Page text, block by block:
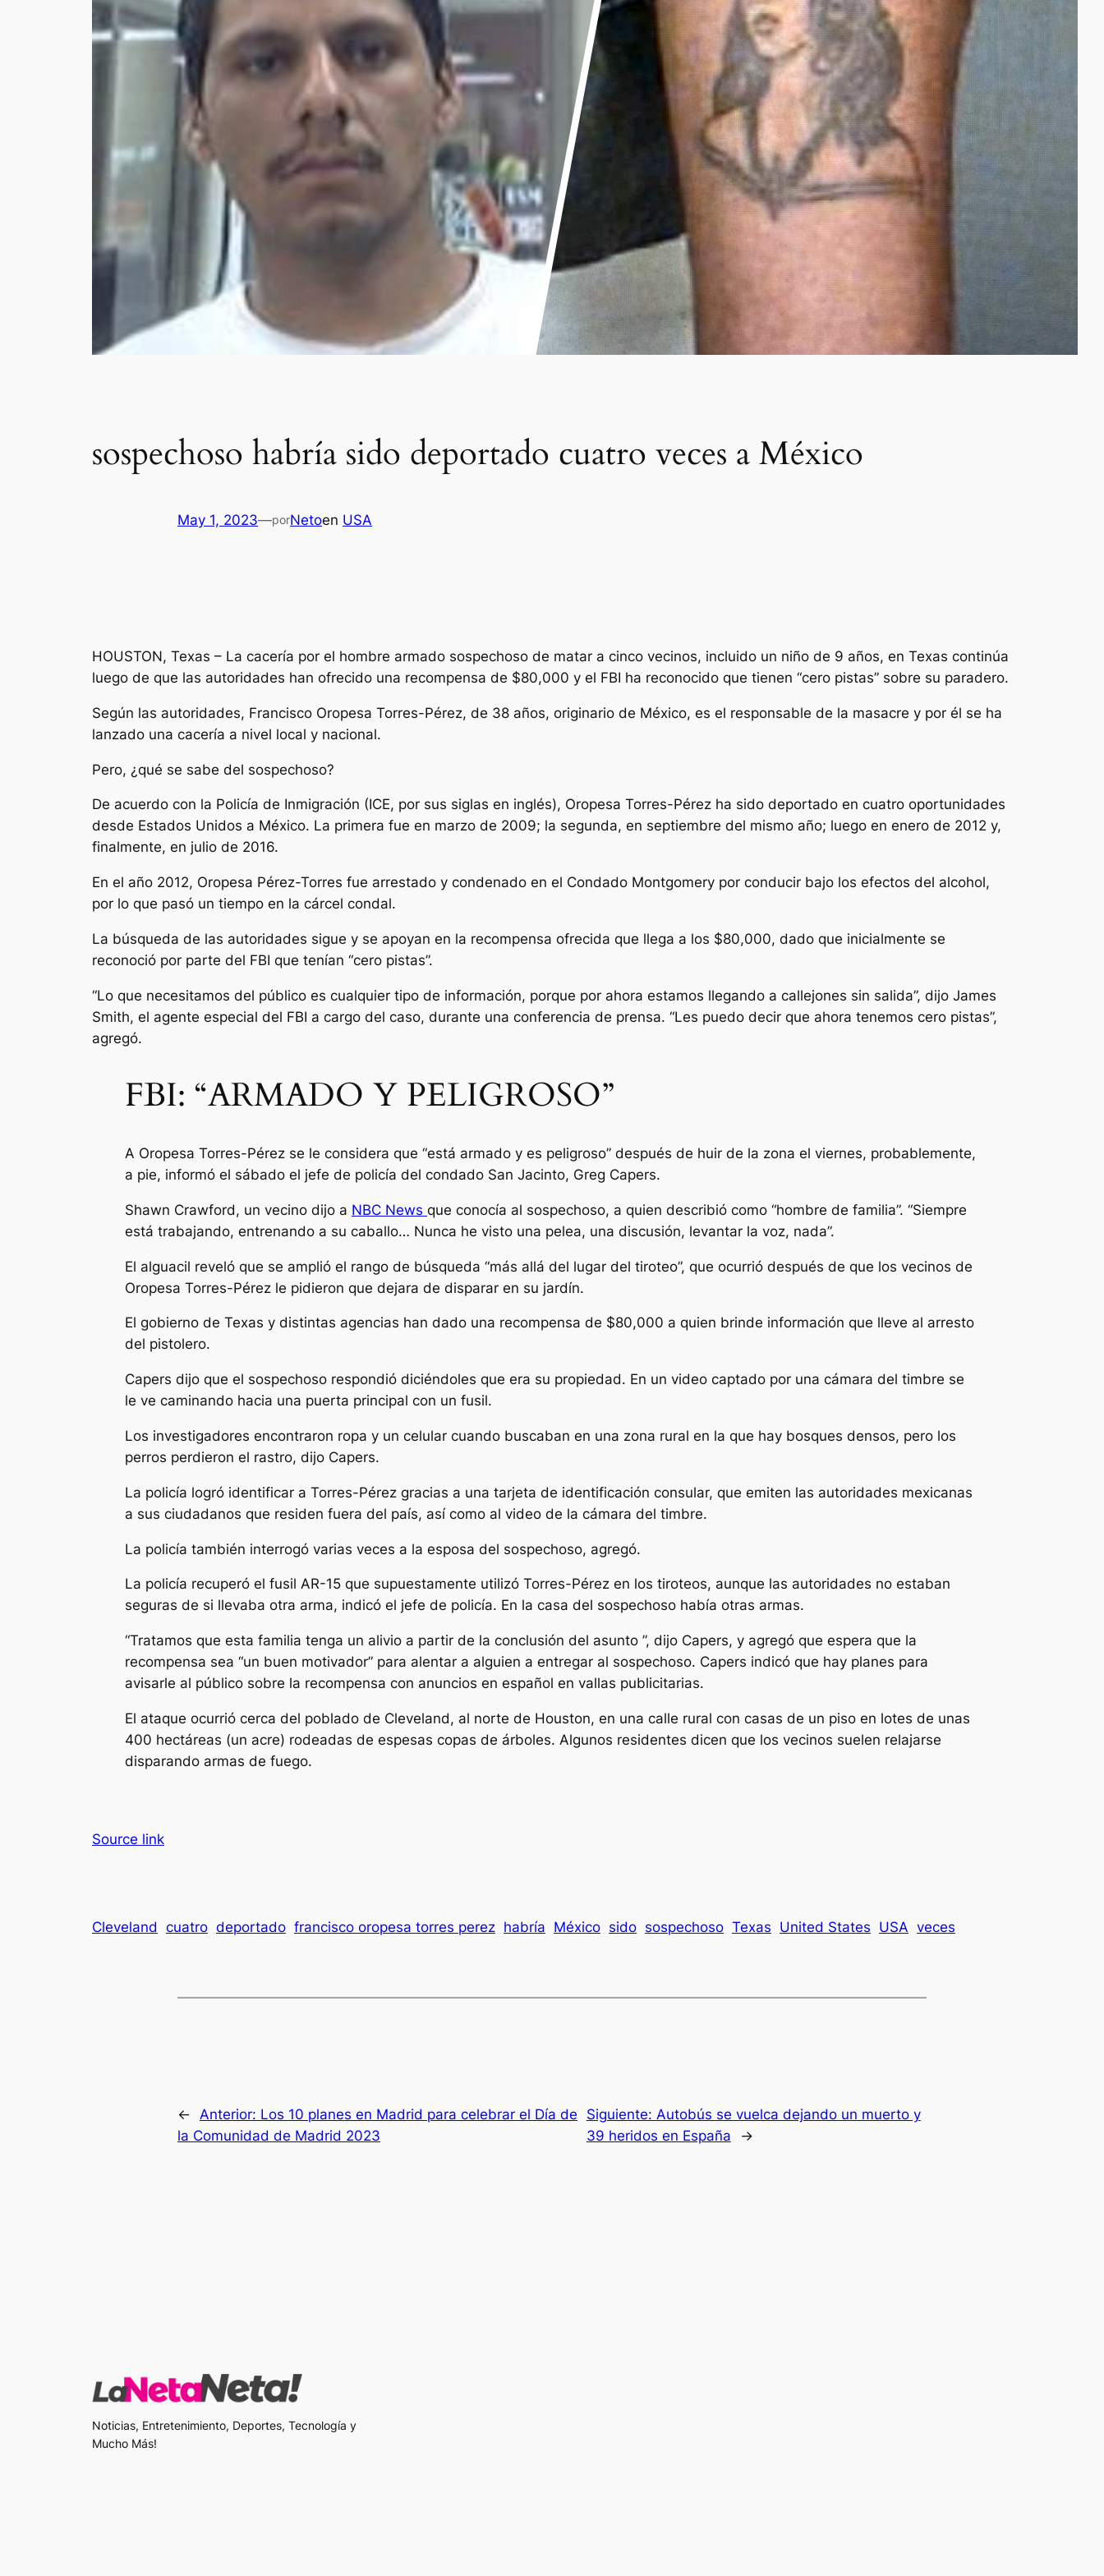
sospechoso habría sido deportado cuatro veces a México
May 1, 2023—porNetoen USA
HOUSTON, Texas – La cacería por el hombre armado sospechoso de matar a cinco vecinos, incluido un niño de 9 años, en Texas continúa
luego de que las autoridades han ofrecido una recompensa de $80,000 y el FBI ha reconocido que tienen “cero pistas” sobre su paradero.
Según las autoridades, Francisco Oropesa Torres-Pérez, de 38 años, originario de México, es el responsable de la masacre y por él se ha
lanzado una cacería a nivel local y nacional.
Pero, ¿qué se sabe del sospechoso?
De acuerdo con la Policía de Inmigración (ICE, por sus siglas en inglés), Oropesa Torres-Pérez ha sido deportado en cuatro oportunidades
desde Estados Unidos a México. La primera fue en marzo de 2009; la segunda, en septiembre del mismo año; luego en enero de 2012 y,
finalmente, en julio de 2016.
En el año 2012, Oropesa Pérez-Torres fue arrestado y condenado en el Condado Montgomery por conducir bajo los efectos del alcohol,
por lo que pasó un tiempo en la cárcel condal.
La búsqueda de las autoridades sigue y se apoyan en la recompensa ofrecida que llega a los $80,000, dado que inicialmente se
reconoció por parte del FBI que tenían “cero pistas”.
“Lo que necesitamos del público es cualquier tipo de información, porque por ahora estamos llegando a callejones sin salida”, dijo James
Smith, el agente especial del FBI a cargo del caso, durante una conferencia de prensa. “Les puedo decir que ahora tenemos cero pistas”,
agregó.
FBI: “ARMADO Y PELIGROSO”
A Oropesa Torres-Pérez se le considera que “está armado y es peligroso” después de huir de la zona el viernes, probablemente,
a pie, informó el sábado el jefe de policía del condado San Jacinto, Greg Capers.
Shawn Crawford, un vecino dijo a NBC News que conocía al sospechoso, a quien describió como “hombre de familia”. “Siempre
está trabajando, entrenando a su caballo… Nunca he visto una pelea, una discusión, levantar la voz, nada”.
El alguacil reveló que se amplió el rango de búsqueda “más allá del lugar del tiroteo”, que ocurrió después de que los vecinos de
Oropesa Torres-Pérez le pidieron que dejara de disparar en su jardín.
El gobierno de Texas y distintas agencias han dado una recompensa de $80,000 a quien brinde información que lleve al arresto
del pistolero.
Capers dijo que el sospechoso respondió diciéndoles que era su propiedad. En un video captado por una cámara del timbre se
le ve caminando hacia una puerta principal con un fusil.
Los investigadores encontraron ropa y un celular cuando buscaban en una zona rural en la que hay bosques densos, pero los
perros perdieron el rastro, dijo Capers.
La policía logró identificar a Torres-Pérez gracias a una tarjeta de identificación consular, que emiten las autoridades mexicanas
a sus ciudadanos que residen fuera del país, así como al video de la cámara del timbre.
La policía también interrogó varias veces a la esposa del sospechoso, agregó.
La policía recuperó el fusil AR-15 que supuestamente utilizó Torres-Pérez en los tiroteos, aunque las autoridades no estaban
seguras de si llevaba otra arma, indicó el jefe de policía. En la casa del sospechoso había otras armas.
“Tratamos que esta familia tenga un alivio a partir de la conclusión del asunto ”, dijo Capers, y agregó que espera que la
recompensa sea “un buen motivador” para alentar a alguien a entregar al sospechoso. Capers indicó que hay planes para
avisarle al público sobre la recompensa con anuncios en español en vallas publicitarias.
El ataque ocurrió cerca del poblado de Cleveland, al norte de Houston, en una calle rural con casas de un piso en lotes de unas
400 hectáreas (un acre) rodeadas de espesas copas de árboles. Algunos residentes dicen que los vecinos suelen relajarse
disparando armas de fuego.
Source link
Cleveland cuatro deportado francisco oropesa torres perez habría México sido sospechoso Texas United States USA veces
← Anterior: Los 10 planes en Madrid para celebrar el Día de
la Comunidad de Madrid 2023
Siguiente: Autobús se vuelca dejando un muerto y
39 heridos en España
→
Noticias, Entretenimiento, Deportes, Tecnología y
Mucho Más!